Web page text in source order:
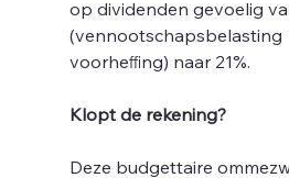
op dividenden gevoelig
(vennootschapsbelasting
voorheﬃng) naar 21%.
Klopt de rekening?
Deze budgettaire